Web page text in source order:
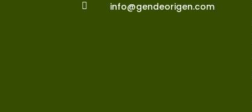
 info@gendeorigen.com